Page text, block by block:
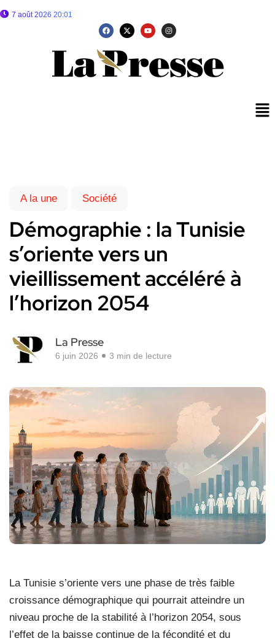
7 août 2026 20:01
A la une Société
Démographie : la Tunisie
s’oriente vers un
vieillissement accéléré à
l’horizon 2054
La Presse
6 juin 2026 3 min de lecture
La Tunisie s’oriente vers une phase de très faible
croissance démographique qui pourrait atteindre un
niveau proche de la stabilité à l’horizon 2054, sous
l’effet de la baisse continue de la fécondité et du